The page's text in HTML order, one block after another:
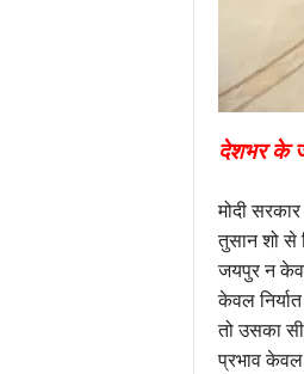
देशभर के
मोदी
तुसान शो से
जयपुर न
केवल
तो उसका
प्रभाव केवल